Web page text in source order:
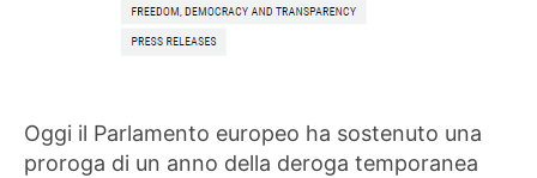
Oggi il Parlamento europeo ha sostenuto una
proroga di un anno della deroga temporanea